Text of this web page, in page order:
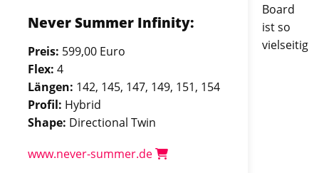
Never Summer Infinity:
Preis: 599,00 Euro
Flex: 4
Längen: 142, 145, 147, 149, 151, 154
Profil: Hybrid
Shape: Directional Twin
www.never-summer.de
Board
ist so
vielseitig